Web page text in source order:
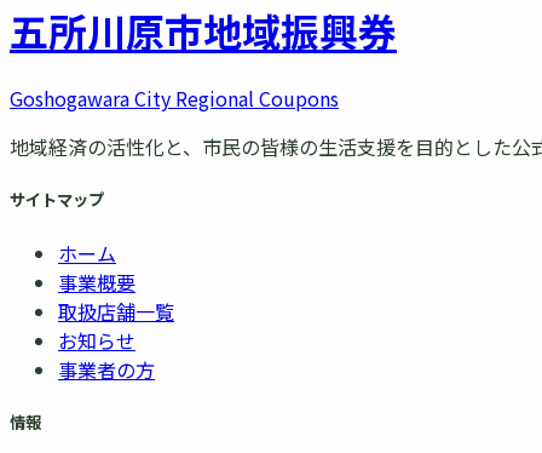
五所川原市地域振興券
Goshogawara City Regional Coupons
地域経済の活性化と、市民の皆様の生活支援を目的とした公
サイトマップ
ホーム
事業概要
取扱店舗一覧
お知らせ
事業者の方
情報